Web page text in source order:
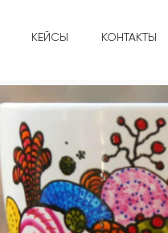
КЕЙСЫ КОНТАКТЫ